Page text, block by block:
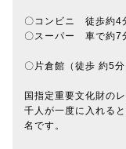
〇コンビニ 徒歩約4
〇スーパー 車で約7
〇片倉館（徒歩 約5分
国指定重要文化財の
千人が一度に入れる
名です。